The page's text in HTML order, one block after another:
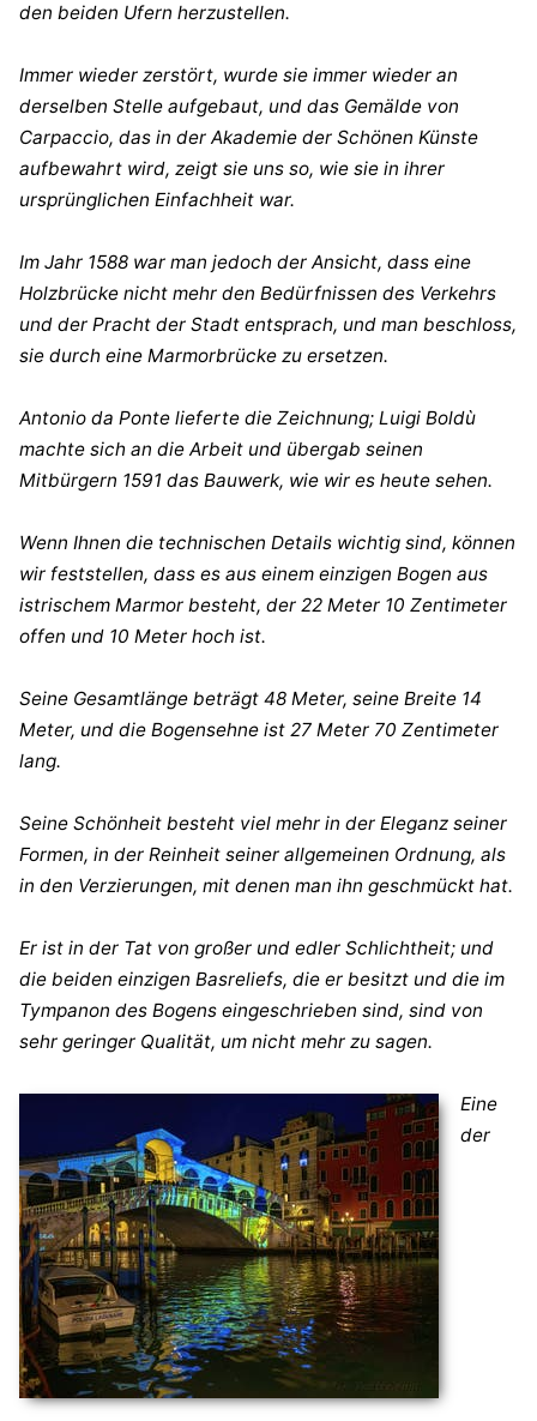
den beiden Ufern herzustellen.
Immer wieder zerstört, wurde sie immer wieder an
derselben Stelle aufgebaut, und das Gemälde von
Carpaccio, das in der Akademie der Schönen Künste
aufbewahrt wird, zeigt sie uns so, wie sie in ihrer
ursprünglichen Einfachheit war.
Im Jahr 1588 war man jedoch der Ansicht, dass eine
Holzbrücke nicht mehr den Bedürfnissen des Verkehrs
und der Pracht der Stadt entsprach, und man beschloss,
sie durch eine Marmorbrücke zu ersetzen.
Antonio da Ponte lieferte die Zeichnung; Luigi Boldù
machte sich an die Arbeit und übergab seinen
Mitbürgern 1591 das Bauwerk, wie wir es heute sehen.
Wenn Ihnen die technischen Details wichtig sind, können
wir feststellen, dass es aus einem einzigen Bogen aus
istrischem Marmor besteht, der 22 Meter 10 Zentimeter
offen und 10 Meter hoch ist.
Seine Gesamtlänge beträgt 48 Meter, seine Breite 14
Meter, und die Bogensehne ist 27 Meter 70 Zentimeter
lang.
Seine Schönheit besteht viel mehr in der Eleganz seiner
Formen, in der Reinheit seiner allgemeinen Ordnung, als
in den Verzierungen, mit denen man ihn geschmückt hat.
Er ist in der Tat von großer und edler Schlichtheit; und
die beiden einzigen Basreliefs, die er besitzt und die im
Tympanon des Bogens eingeschrieben sind, sind von
sehr geringer Qualität, um nicht mehr zu sagen.
Eine
der